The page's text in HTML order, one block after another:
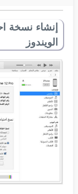
إنشاء نسخة
الويندوز